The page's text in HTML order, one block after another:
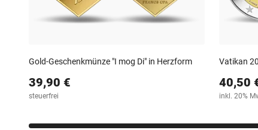
Gold-Geschenkmünze "I mog Di" in Herzform
39,90 €
steuerfrei
Vatikan
40,50
inkl. 20%